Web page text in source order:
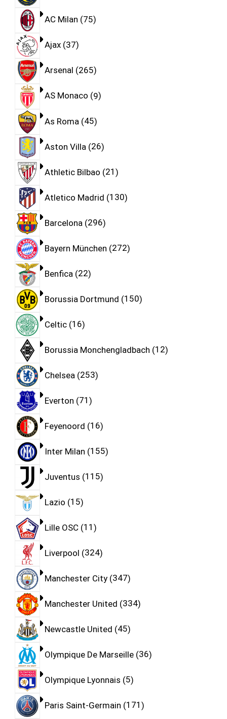
AC Milan 75
Ajax 37
Arsenal 265
AS Monaco 9
As Roma 45
Aston Villa 26
Athletic Bilbao 21
Atletico Madrid 130
Barcelona 296
Bayern München 272
Benfica 22
Borussia Dortmund 150
Celtic 16
Borussia Monchengladbach 12
Chelsea 253
Everton 71
Feyenoord 16
Inter Milan 155
Juventus 115
Lazio 15
Lille OSC 11
Liverpool 324
Manchester City 347
Manchester United 334
Newcastle United 45
Olympique De Marseille 36
Olympique Lyonnais 5
Paris Saint-Germain 171